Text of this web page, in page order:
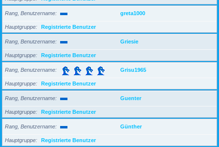
Rang, Benutzername greta1000
Hauptgruppe Registrierte Benutzer
Rang, Benutzername Griesie
Hauptgruppe Registrierte Benutzer
Rang, Benutzername Grisu1965
Hauptgruppe Registrierte Benutzer
Rang, Benutzername Guenter
Hauptgruppe Registrierte Benutzer
Rang, Benutzername Günther
Hauptgruppe Registrierte Benutzer